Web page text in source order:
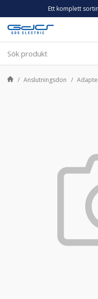
Ett komplett
Anslutningsdon